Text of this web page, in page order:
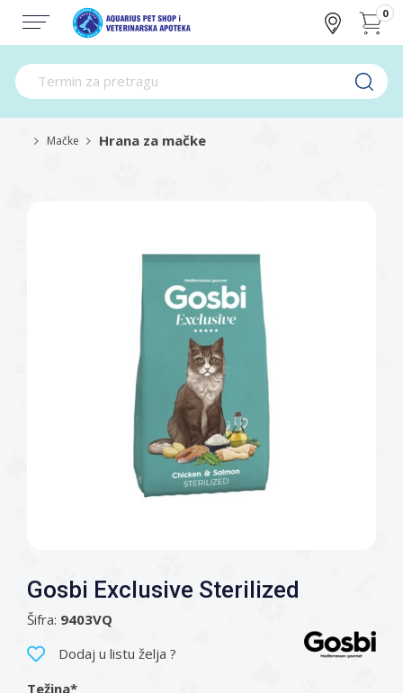
0
Mačke Hrana za mačke
Gosbi Exclusive Sterilized
Šifra: 9403VQ
Dodaj u listu želja ?
Težina*